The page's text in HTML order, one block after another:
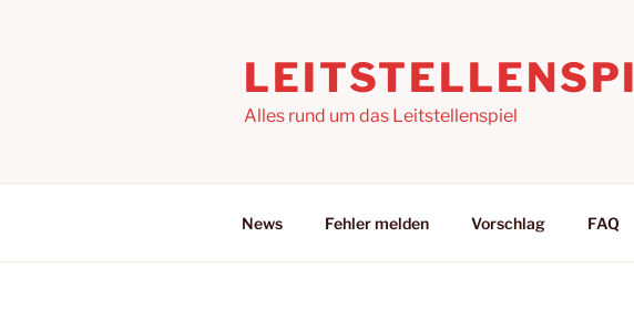
Alles rund um das Leitstellenspiel
News Fehler melden Vorschlag FAQ